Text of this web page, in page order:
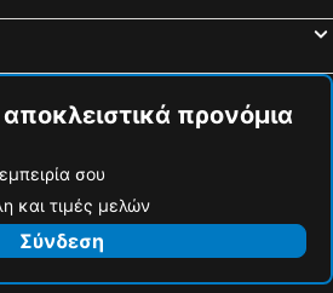
αποκλειστικά προνόμια
σου
και τιμές μελών
Σύνδεση